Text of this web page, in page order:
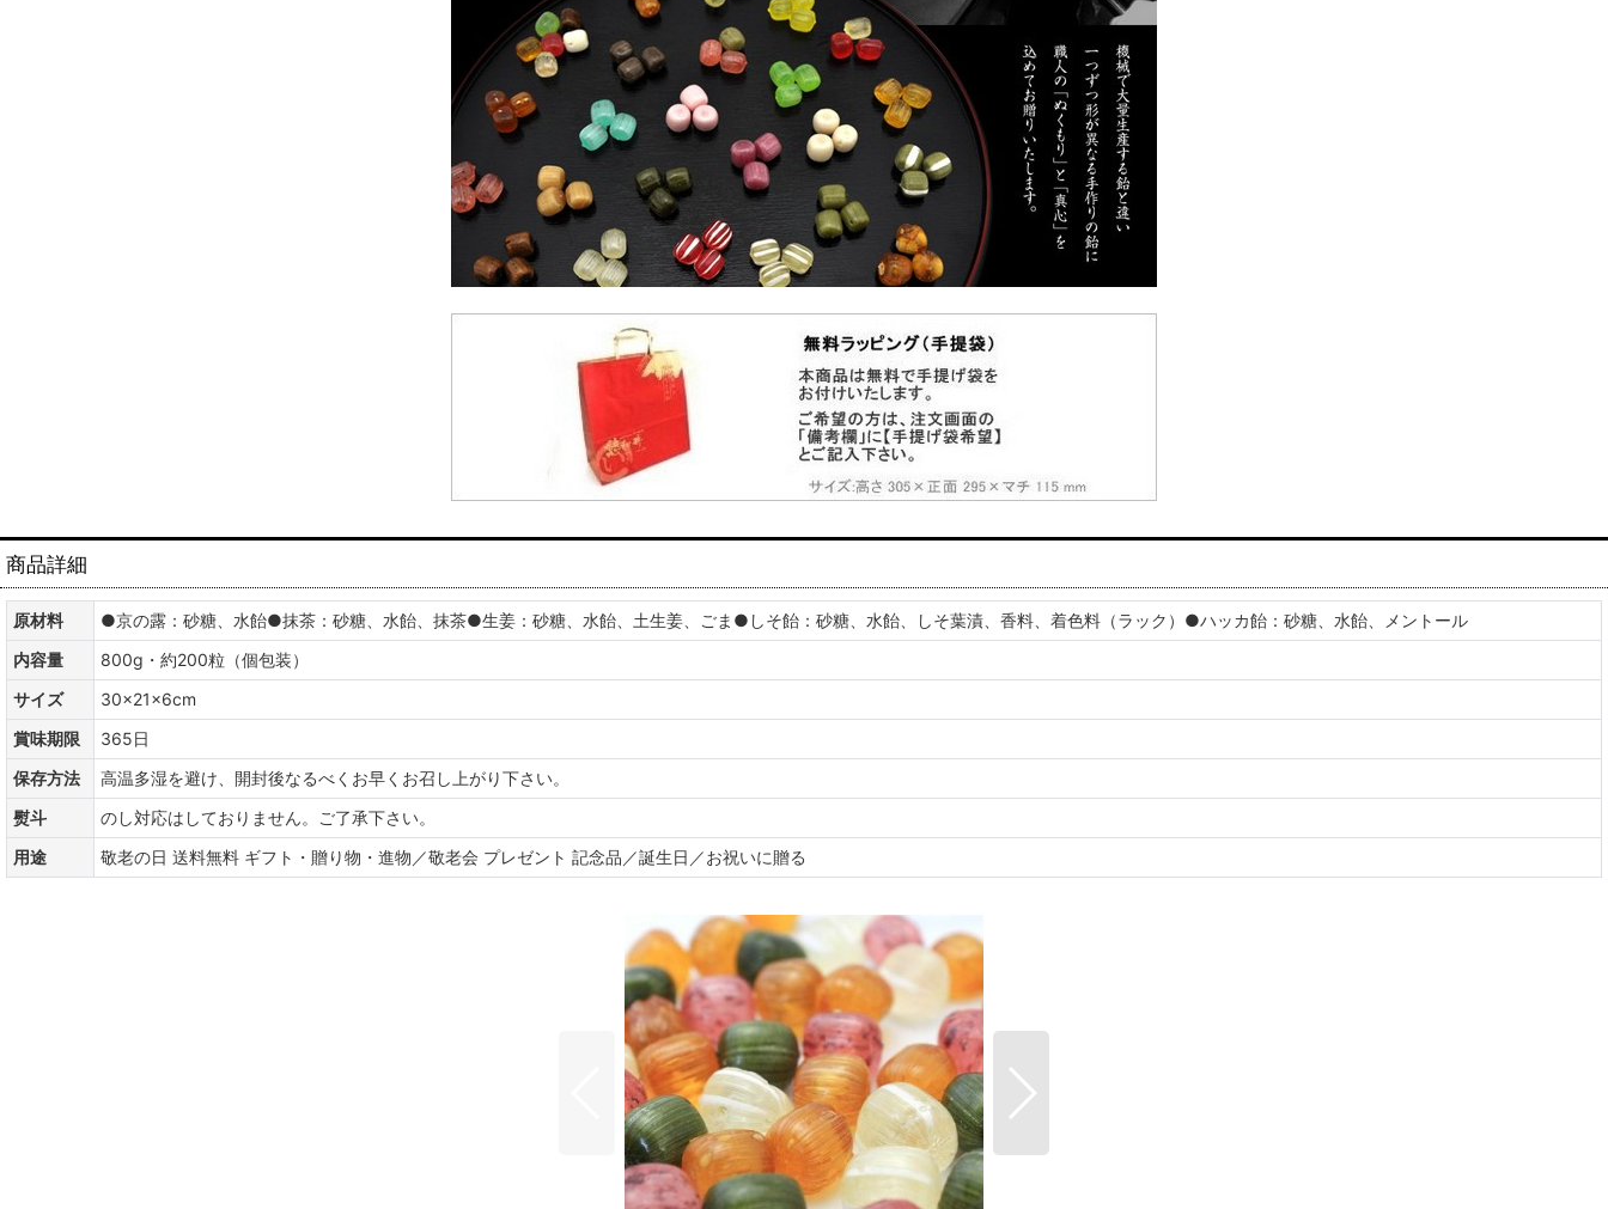
商品詳細
原材料
●京の露：砂糖、水飴●抹茶：砂糖、水飴、抹茶●生姜：砂糖、水飴、土生姜、ごま●しそ飴：砂糖、水飴、しそ葉漬、香料、着色料（ラック）●ハッカ飴：砂糖、水飴、メントール
内容量
800g・約200粒（個包装）
サイズ
30×21×6cm
賞味期限
365日
保存方法
高温多湿を避け、開封後なるべくお早くお召し上がり下さい。
熨斗
のし対応はしておりません。ご了承下さい。
用途
敬老の日 送料無料 ギフト・贈り物・進物／敬老会 プレゼント 記念品／誕生日／お祝いに贈る